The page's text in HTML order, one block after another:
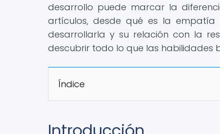
desarrollo puede marcar la
artículos, desde qué es la
desarrollarla y su relación con la
descubrir todo lo que las habilidades
Índice